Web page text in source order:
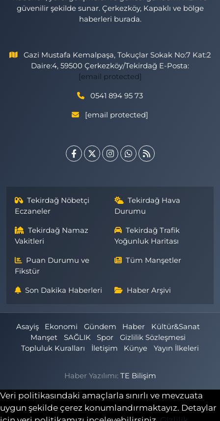
güvenilir şekilde sunar. Çerkezköy, Kapaklı ve bölge
haberleri burada.
Gazi Mustafa Kemalpaşa, Tokuçlar Sokak No:7 Kat:2
Daire:4, 59500 Çerkezköy/Tekirdağ E-Posta:
[email protected]
0541 894 95 73
[email protected]
Tekirdağ Nöbetçi
Eczaneler
Tekirdağ Hava
Durumu
Tekirdağ Namaz
Vakitleri
Tekirdağ Trafik
Yoğunluk Haritası
Puan Durumu ve
Fikstür
Tüm Manşetler
Son Dakika Haberleri Haber Arşivi
Asayiş Ekonomi Gündem Haber
Kültür&Sanat
Manşet
SAĞLIK Spor
Gizlilik Sözleşmesi
Topluluk Kuralları
İletişim Künye Yayın İlkeleri
Haber Yazılımı: TE Bilişim
Veri politikasındaki amaçlarla sınırlı ve mevzuata
uygun şekilde çerez konumlandırmaktayız. Detaylar